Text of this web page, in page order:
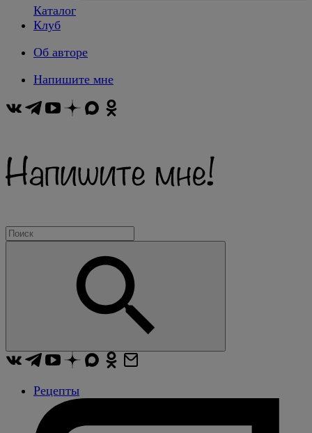
Каталог
Клуб
Об авторе
Напишите мне
Рецепты